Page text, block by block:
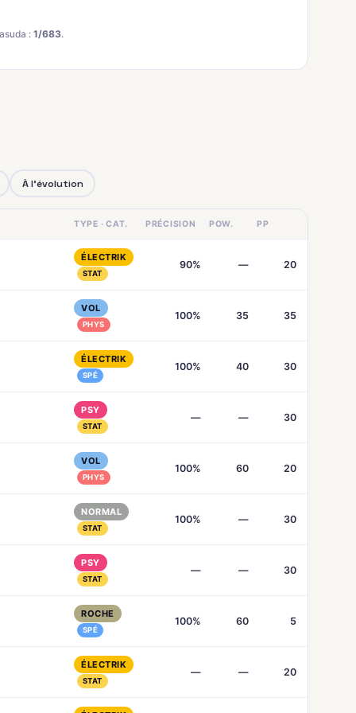
:1/683.
À l'évolution
TYPE · CAT. PRÉCISION POW. PP
ÉLECTRIK
STAT
90% — 20
VOL
PHYS
100% 35 35
ÉLECTRIK
SPÉ
100% 40 30
PSY
STAT
— — 30
VOL
PHYS
100% 60 20
NORMAL
STAT
100% — 30
PSY
STAT
— — 30
ROCHE
SPÉ
100% 60 5
ÉLECTRIK
STAT
— — 20